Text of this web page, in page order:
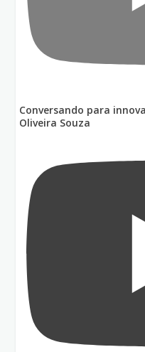
Conversando para
Oliveira Souza